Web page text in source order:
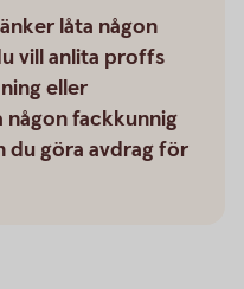
låta någon
vill anlita proffs
eller
fackkunnig
du göra avdrag för